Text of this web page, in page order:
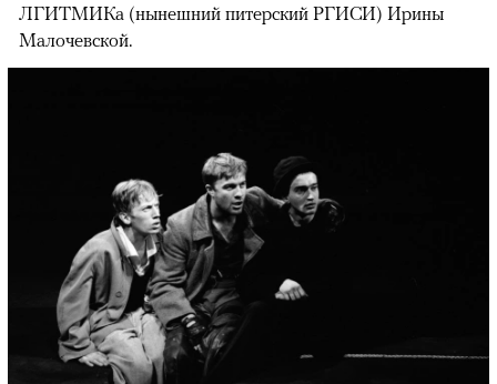
ЛГИТМИКа (нынешний питерский РГИСИ) Ирины
Малочевской.